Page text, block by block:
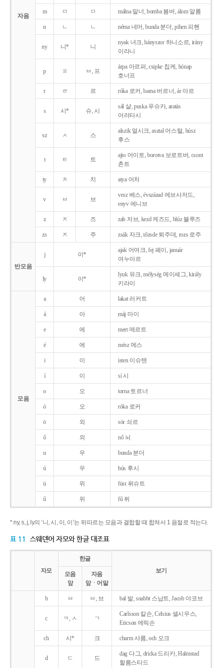
자음
m ㅁ ㅁ málna 말너, bomba 봄버, álom 알롬
n ㄴ ㄴ néma 네머, bunda 분더, pihen 피헨
ny 니* 니
nyak 녀크, hányszor 하니소르, irány
이라니
p ㅍ ㅂ, 프
árpa 아르퍼, csipke 칩케, hónap
호너프
r ㄹ 르 róka 로커, barna 버르너, ár 아르
s 시* 슈, 시
sál 샬, puska 푸슈카, aratás
어러타시
sz ㅅ 스
alszik 얼시크, asztal 어스털, húsz
후스
t ㅌ 트
ajto 어이토, borotva 보로트버, csont
촌트
ty ㅊ 치 atya 어처
v ㅂ 브
vesz 베스, évszázad 에브사저드,
enyv 에니브
z ㅈ 즈 zab 저브, kezd 케즈드, blúz 블루즈
zs ㅈ 주 zsák 자크, tőzsde 퇴주데, rozs 로주
반모음
j 이*
ajak 어여크, fej 페이, január
여누아르
ly 이*
lyuk 유크, mélység 메이셰그, király
키라이
모음
a 어 lakat 러커트
á 아 máj 마이
e 에 mert 메르트
é 에 mész 메스
i 이 isten 이슈텐
í 이 sí 시
o 오 torna 토르너
ó 오 róka 로커
ö 외 sör 쇠르
ő 외 nő 뇌
u 우 bunda 분더
ú 우 hús 후시
ü 위 füst 퓌슈트
ű 위 fű 퓌
* ny, s, j, ly의 ‘니, 시, 이, 이’는 뒤따르는 모음과 결합할 때 합쳐서 1 음절로 적는다.
표 11 스웨덴어 자모와 한글 대조표
자모
한글
보기
모음
앞
자음
앞ㆍ어말
b ㅂ ㅂ, 브 bal 발, snabbt 스납트, Jacob 야코브
c ㅋ, ㅅ ㄱ
Carlsson 칼손, Celsius 셀시우스,
Ericson 에릭손
ch 시* 크 charm 샤름, och 오크
d ㄷ 드
dag 다그, dricka 드리카, Halmstad
할름스타드